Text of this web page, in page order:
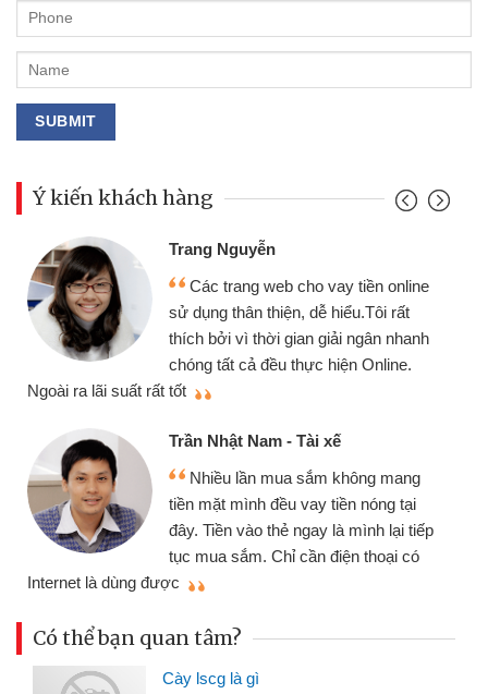
Ý kiến khách hàng
vay tiền online
hiểu.Tôi rất
ngân nhanh
hiện Online.
không mang
tiền nóng tại
là mình lại tiếp
điện thoại có
Mình cần tiền gấp nên
chiếc xe wave nhưng
gói vay tiền bằng CMND
cần gặp mặt nên rất tiện
thiệu cho bạn bè biết
Cấn Văn Lực - Tạp hóa
nhiều lúc cần vốn nhập
đến website qua bạn bè
đã giải quyết được công
Có thể bạn quan tâm?
Cày lscg là gì